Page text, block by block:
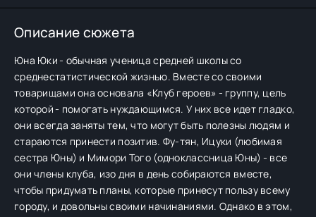
Описание сюжета
Юна Юки - обычная ученица средней школы со
среднестатистической жизнью. Вместе со своими
товарищами она основала «Клуб героев» - группу, цель
которой - помогать нуждающимся. У них все идет гладко,
они всегда заняты тем, что могут быть полезны людям и
стараются принести позитив. Фу-тян, Ицуки (любимая
сестра Юны) и Мимори Того (одноклассница Юны) - все
они члены клуба, изо дня в день собираются вместе,
чтобы придумать планы, которые принесут пользу всему
городу, и довольны своими начинаниями. Однако в этом,